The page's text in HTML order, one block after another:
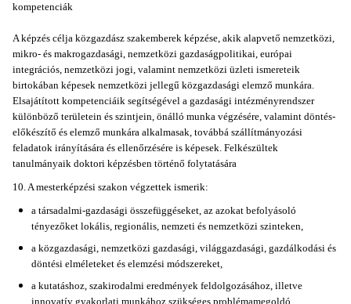
kompetenciák
A képzés célja közgazdász szakemberek képzése, akik alapvető nemzetközi,
mikro- és makrogazdasági, nemzetközi gazdaságpolitikai, európai
integrációs, nemzetközi jogi, valamint nemzetközi üzleti ismereteik
birtokában képesek nemzetközi jellegű közgazdasági elemző munkára.
Elsajátított kompetenciáik segítségével a gazdasági intézményrendszer
különböző területein és szintjein, önálló munka végzésére, valamint döntés-
előkészítő és elemző munkára alkalmasak, továbbá szállítmányozási
feladatok irányítására és ellenőrzésére is képesek. Felkészültek
tanulmányaik doktori képzésben történő folytatására
10. A mesterképzési szakon végzettek ismerik:
a társadalmi-gazdasági összefüggéseket, az azokat befolyásoló
tényezőket lokális, regionális, nemzeti és nemzetközi szinteken,
a közgazdasági, nemzetközi gazdasági, világgazdasági, gazdálkodási és
döntési elméleteket és elemzési módszereket,
a kutatáshoz, szakirodalmi eredmények feldolgozásához, illetve
innovatív gyakorlati munkához szükséges problémamegoldó